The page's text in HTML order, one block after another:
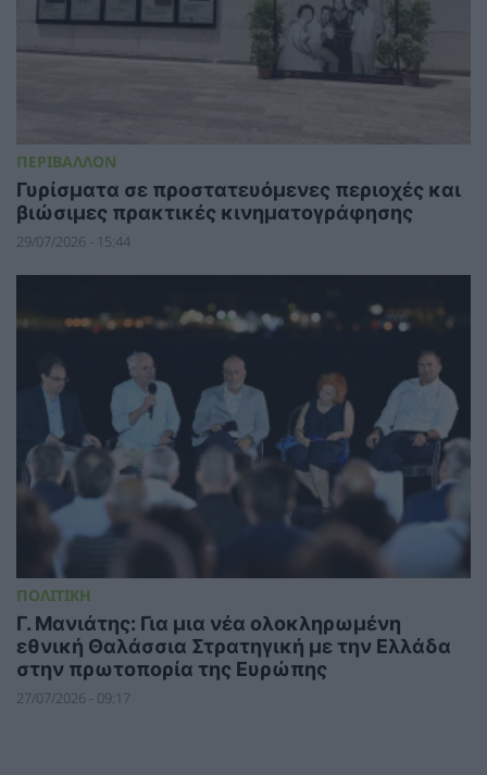
ΠΕΡΙΒΑΛΛΟΝ
Γυρίσματα σε προστατευόμενες περιοχές και
βιώσιμες πρακτικές κινηματογράφησης
29/07/2026 - 15:44
ΠΟΛΙΤΙΚΗ
Γ. Μανιάτης: Για μια νέα ολοκληρωμένη
εθνική Θαλάσσια Στρατηγική με την Ελλάδα
στην πρωτοπορία της Ευρώπης
27/07/2026 - 09:17